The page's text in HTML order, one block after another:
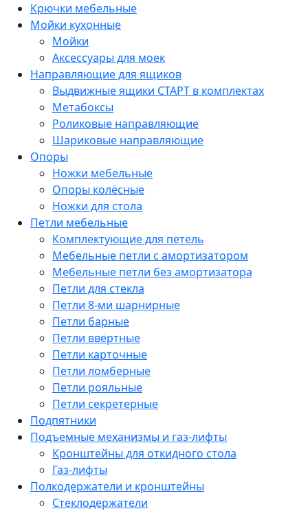
Крючки мебельные
Мойки кухонные
Мойки
Аксессуары для моек
Направляющие для ящиков
Выдвижные ящики СТАРТ в комплектах
Метабоксы
Роликовые направляющие
Шариковые направляющие
Опоры
Ножки мебельные
Опоры колёсные
Ножки для стола
Петли мебельные
Комплектующие для петель
Мебельные петли с амортизатором
Мебельные петли без амортизатора
Петли для стекла
Петли 8-ми шарнирные
Петли барные
Петли ввёртные
Петли карточные
Петли ломберные
Петли рояльные
Петли секретерные
Подпятники
Подъемные механизмы и газ-лифты
Кронштейны для откидного стола
Газ-лифты
Полкодержатели и кронштейны
Стеклодержатели